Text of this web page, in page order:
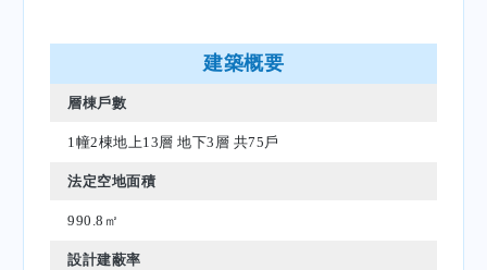
建築概要
層棟戶數
1幢2棟地上13層 地下3層 共75戶
法定空地面積
990.8㎡
設計建蔽率